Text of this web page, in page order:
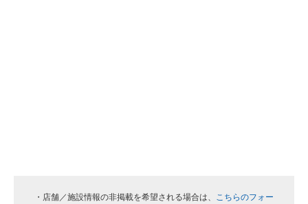
・店舗／施設情報の非掲載を希望される場合は、 こちらのフォー